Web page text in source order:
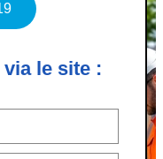
le site :